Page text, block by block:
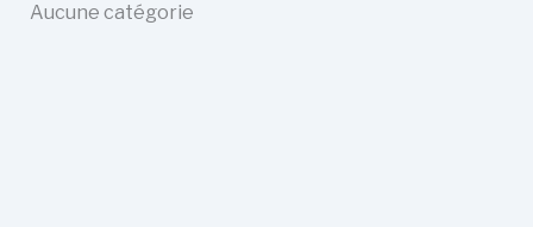
Aucune catégorie